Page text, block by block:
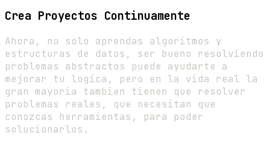
Crea Proyectos Continuamente
Ahora, no solo aprendas algoritmos y
estructuras de datos, ser bueno resolviendo
problemas abstractos puede ayudarte a
mejorar tu logica, pero en la vida real la
gran mayoria tambien tienen que resolver
problemas reales, que necesitan que
conozcas herramientas, para poder
solucionarlos.